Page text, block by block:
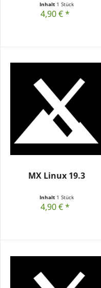
Inhalt 1 Stück
4,90 € *
MX Linux 19.3
Inhalt 1 Stück
4,90 € *